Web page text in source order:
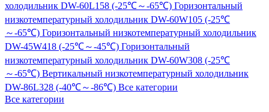
холодильник DW-60L158 (-25℃～-65℃) Горизонтальный
низкотемпературный холодильник DW-60W105 (-25℃
～-65℃) Горизонтальный низкотемпературный холодильник
DW-45W418 (-25℃～-45℃) Горизонтальный
низкотемпературный холодильник DW-60W308 (-25℃
～-65℃) Вертикальный низкотемпературный холодильник
DW-86L328 (-40℃～-86℃) Все категории
Все категории